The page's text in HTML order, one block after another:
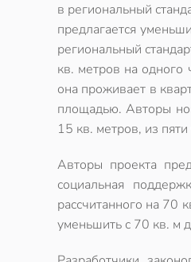
в региональный
предлагается
региональный
кв. метров на одного
она проживает в
площадью. Авторы
15 кв. метров, из
Авторы проекта
социальная
рассчитанного на 70
уменьшить с 70 кв. м